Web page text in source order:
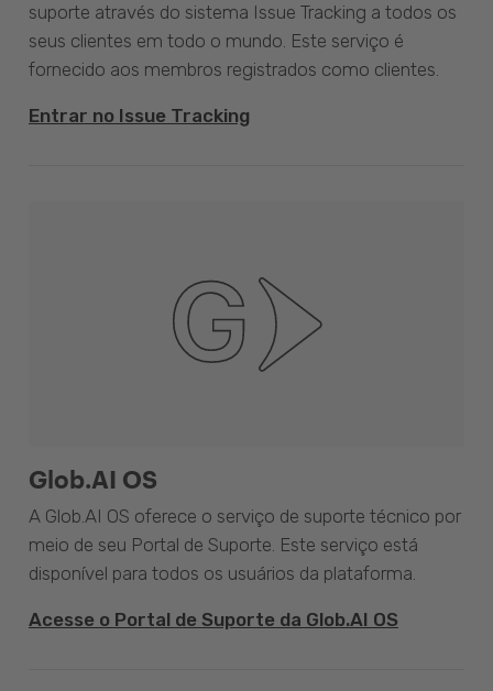
suporte através do sistema Issue Tracking a todos os
seus clientes em todo o mundo. Este serviço é
fornecido aos membros registrados como clientes.
Entrar no Issue Tracking
Glob.AI OS
A Glob.AI OS oferece o serviço de suporte técnico por
meio de seu Portal de Suporte. Este serviço está
disponível para todos os usuários da plataforma.
Acesse o Portal de Suporte da Glob.AI OS